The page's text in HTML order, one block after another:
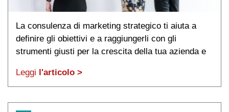
La consulenza di marketing strategico ti aiuta a
definire gli obiettivi e a raggiungerli con gli
strumenti giusti per la crescita della tua azienda e
Leggi
l'articolo >